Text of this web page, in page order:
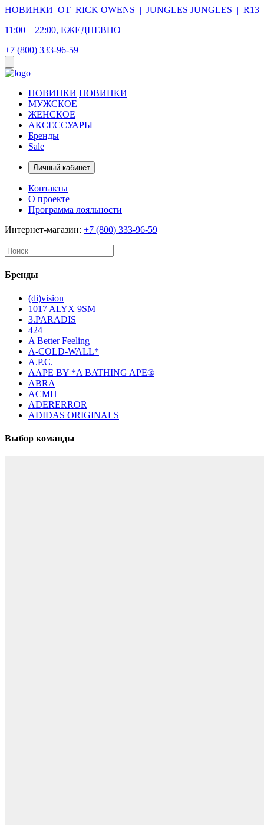
НОВИНКИ ОТ RICK OWENS | JUNGLES JUNGLES | R13
11:00 – 22:00, ЕЖЕДНЕВНО
+7 (800) 333-96-59
НОВИНКИ НОВИНКИ
МУЖСКОЕ
ЖЕНСКОЕ
АКСЕССУАРЫ
Бренды
Sale
Личный кабинет
Контакты
О проекте
Программа лояльности
Интернет-магазин: +7 (800) 333-96-59
Бренды
(di)vision
1017 ALYX 9SM
3.PARADIS
424
A Better Feeling
A-COLD-WALL*
A.P.C.
AAPE BY *A BATHING APE®
ABRA
ACMH
ADERERROR
ADIDAS ORIGINALS
Выбор команды